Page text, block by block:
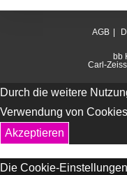
AGB
bb
Carl-
Durch die weitere
Verwendung von
Akzeptieren
Die Cookie-